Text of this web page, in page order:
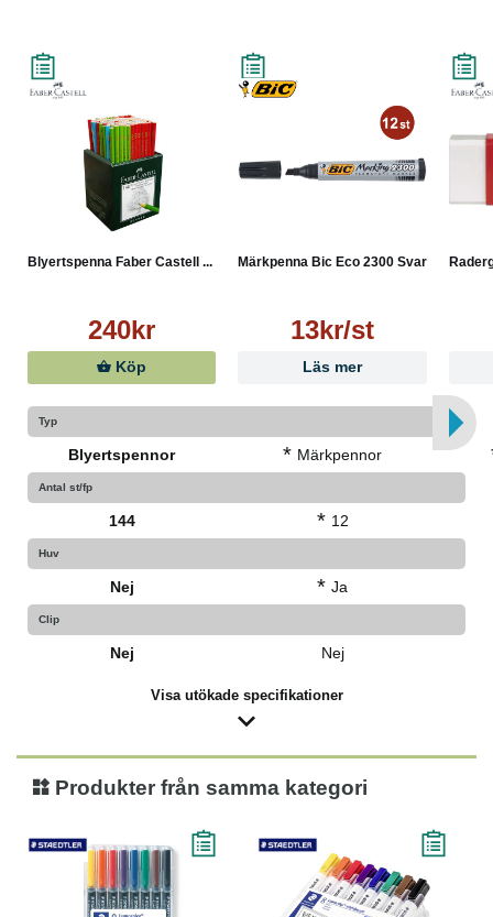
Blyertspenna Faber Castell ...
240kr
Köp
Märkpenna Bic Eco 2300 Svart
13kr/st
Läs mer
Typ
Blyertspennor * Märkpennor
Antal st/fp
144 * 12
Huv
Nej * Ja
Clip
Nej Nej
Visa utökade specifikationer
Produkter från samma kategori